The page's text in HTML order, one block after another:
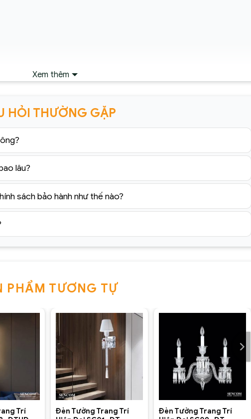
Xem thêm
HỎI THƯỜNG GẶP
lâu?
sách bảo hành như thế nào?
PHẨM TƯƠNG TỰ
Trí
+
Đèn Tường Trang Trí
Đèn Tường Trang Trí